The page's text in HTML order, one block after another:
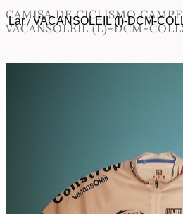
CAMISA DE CICLISMO
VACANSOLEIL (L)-DCM-
Lar/VACANSOLEIL (l)-DCM-